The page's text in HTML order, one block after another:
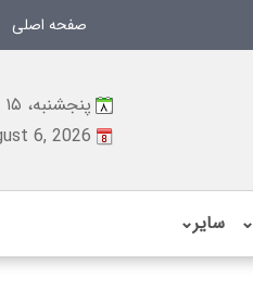
صفحه اصلی
پنجشنبه، ۱۵ مرداد ۱۴۰۵
6, 2026
⌄ سایر⌄